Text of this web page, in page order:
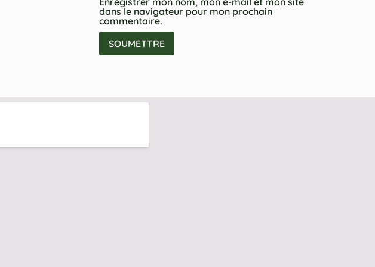
dans le navigateur pour mon prochain
commentaire.